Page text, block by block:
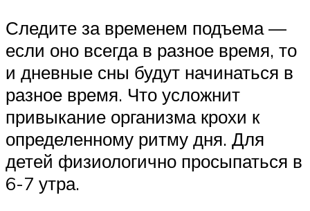
Следите за временем подъема —
если оно всегда в разное время, то
и дневные сны будут начинаться в
разное время. Что усложнит
привыкание организма крохи к
определенному ритму дня. Для
детей физиологично просыпаться в
6-7 утра.